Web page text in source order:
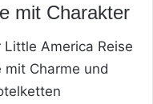
mit Charakter
America Reise
Charme und